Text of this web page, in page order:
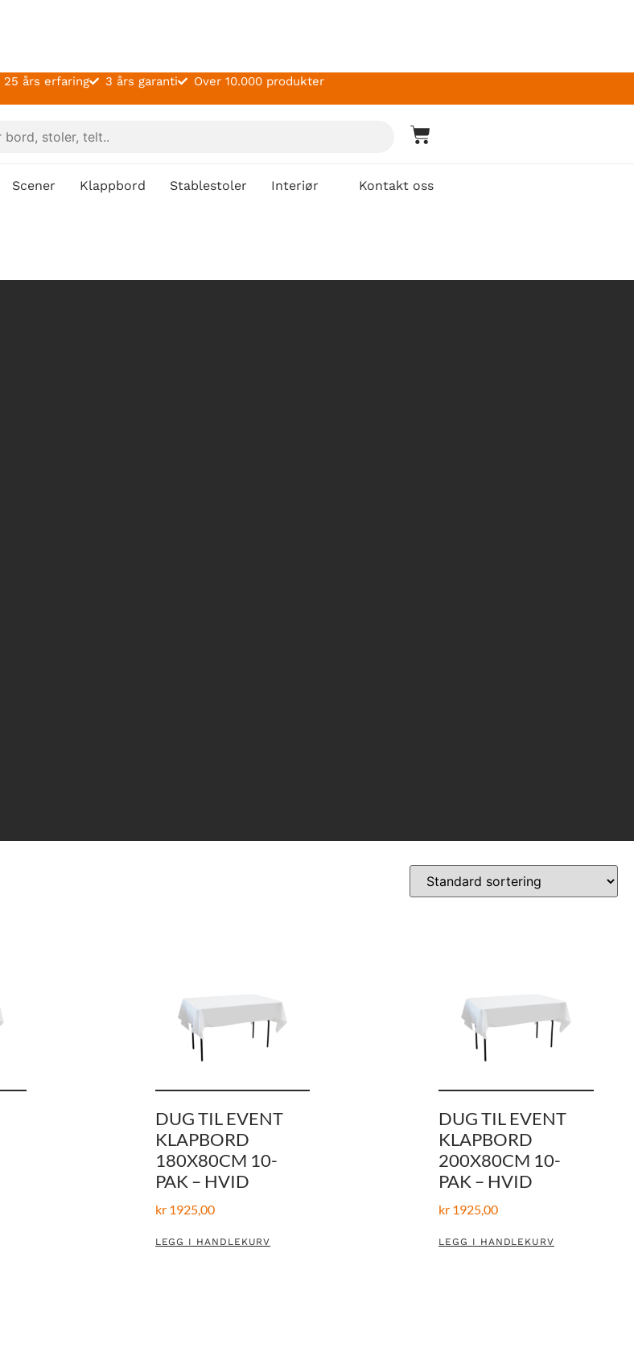
25 års erfaring 3 års garanti Over 10.000 produkter
Scener Klappbord Stablestoler Interiør Kontakt oss
DUG TIL EVENT
KLAPBORD
180X80CM 10-
PAK – HVID
kr1925,00
LEGG I HANDLEKURV
DUG TIL EVENT
KLAPBORD
200X80CM 10-
PAK – HVID
kr 1925,00
LEGG I HANDLEKURV